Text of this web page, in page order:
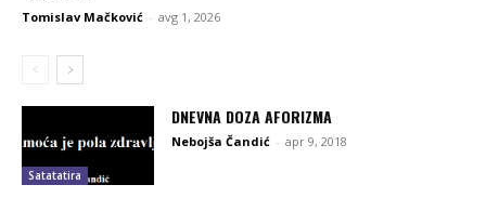
Tomislav Mačković - avg 1, 2026
Satatatira
DNEVNA DOZA AFORIZMA
Nebojša Čandić - apr 9, 2018